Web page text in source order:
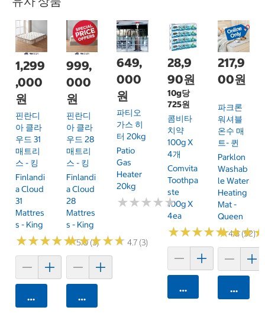
1,299
,000
원
핀란디
아 클라
우드 31
매트리
스 - 킹
Finlandi
A Cloud
31
Mattres
S - King
★★★★★
★★★★★5.0 (3)
카트에 담기
999,
000
원
핀란디
아 클라
우드 28
매트리
스 - 킹
Finlandi
A Cloud
28
Mattres
S - King
★★★★★
★★★★★ 4.7 (3)
카트에 담기
649,
000
원
파티오
가스 히
터 20kg
Patio
Gas
Heater
20kg
★★★★★
★★★★★
28,9
90원
10g당
725원
콤비타
치약
100g X
4개
Comvita
Toothpa
Ste
100g X
4ea
★★★★★
★★★★★4.8 (52)
카트에 담기
217,9
00원
파크론
워셔블
온수 매
트- 퀸
Parklon
Washab
Le Water
Heating
Mat -
Queen
★★★
★★★
카트에